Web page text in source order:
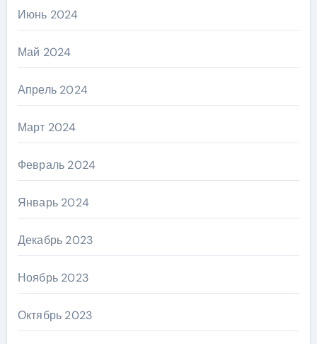
Июнь 2024
Май 2024
Апрель 2024
Март 2024
Февраль 2024
Январь 2024
Декабрь 2023
Ноябрь 2023
Октябрь 2023